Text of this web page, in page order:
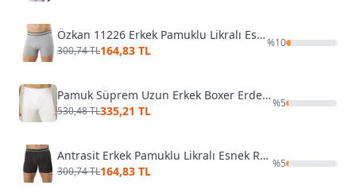
Özkan 11226 Erkek Pamuklu Likralı Esnek Rahat Boxer Gri Şort
300,74 TL164,83 TL
%10
Pamuk Süprem Uzun Erkek Boxer Erdem 1416
530,48 TL335,21 TL
%5
Antrasit Erkek Pamuklu Likralı Esnek Rahat Boxer Özkan 11226
300,74 TL164,83 TL
%5